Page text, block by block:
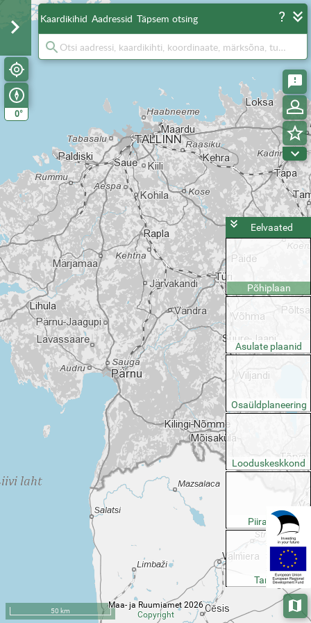
0°
Kaardikihid Aadressid Täpsem otsing
50 km
Maa- ja Ruumiamet 2026
Copyright
Eelvaated
Põhiplaan
Asulate plaanid
Osaüldplaneering
Looduskeskkond
Piirangud
Taristu